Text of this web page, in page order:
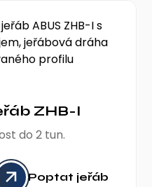
ZHB-I
do 2 tun.
Poptat jeřáb